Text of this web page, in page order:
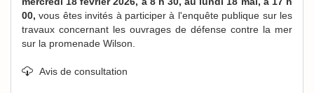
00, vous êtes invités à participer à l'enquête publique sur les
travaux concernant les ouvrages de défense contre la mer
sur la promenade Wilson.
Avis de consultation